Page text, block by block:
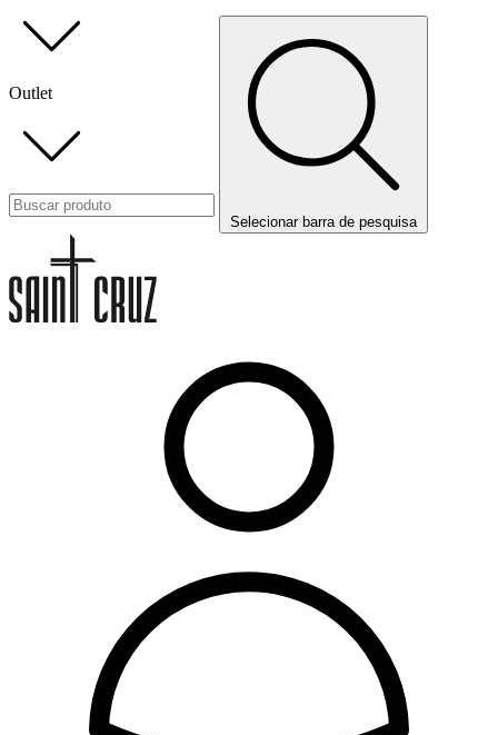
Outlet
Selecionar barra de pesquisa